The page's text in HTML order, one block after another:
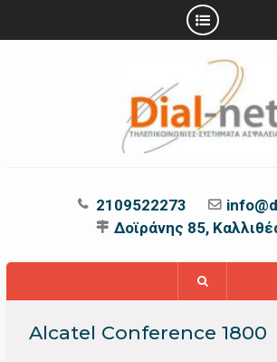
2109522273
Δοϊράνης 85,
Alcatel Conference 1800